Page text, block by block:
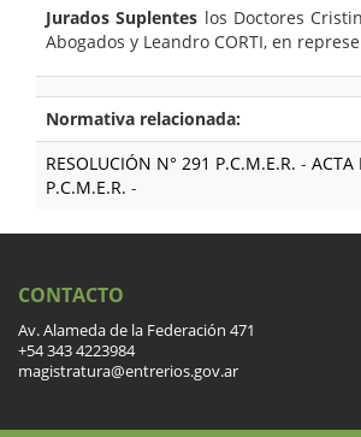
Jurados Suplentes los Doctores
Abogados y Leandro CORTI, en
Normativa relacionada:
RESOLUCIÓN N° 291 P.C.M.E.R. -
P.C.M.E.R. -
CONTACTO
Av. Alameda de la Federación 471
+54 343 4223984
magistratura@entrerios.gov.ar